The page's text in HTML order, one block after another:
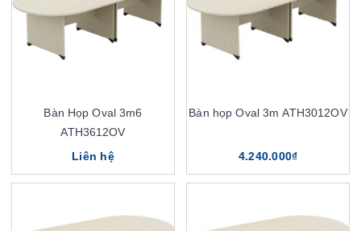
Bàn Họp Oval 3m6
ATH3612OV
Liên hệ
Bàn họp Oval 3m ATH3012OV
4.240.000₫